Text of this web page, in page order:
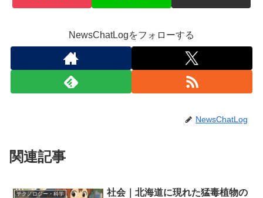
NewsChatLogをフォローする
NewsChatLog
関連記事
テクノロジー・科学
社会｜北海道に現れた猛毒植物の